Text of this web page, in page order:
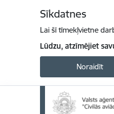
Sīkdatnes
Lai šī tīmekļvietne
Lūdzu, atzīmējiet
Noraidīt